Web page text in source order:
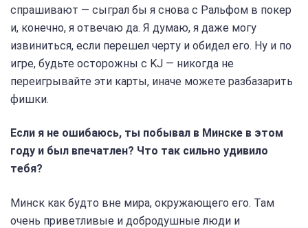
спрашивают — сыграл бы я снова с Ральфом в покер
и, конечно, я отвечаю да. Я думаю, я даже могу
извиниться, если перешел черту и обидел его. Ну и по
игре, будьте осторожны с KJ — никогда не
переигрывайте эти карты, иначе можете разбазарить
фишки.
Если я не ошибаюсь, ты побывал в Минске в этом
году и был впечатлен? Что так сильно удивило
тебя?
Минск как будто вне мира, окружающего его. Там
очень приветливые и добродушные люди и